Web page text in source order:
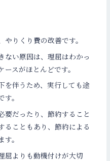
りくり費の改善です。
い原因は、理屈はわかっ
スがほとんどです。
を伴うため、実行しても途
。
だったり、節約すること
ることもあり、節約による
。
屈よりも動機付けが大切